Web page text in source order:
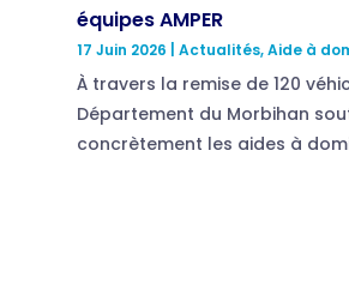
équipes AMPER
17 Juin 2026 Actualités,Aide à
À travers la remise de 120
Département du Morbihan
concrètement les aides à